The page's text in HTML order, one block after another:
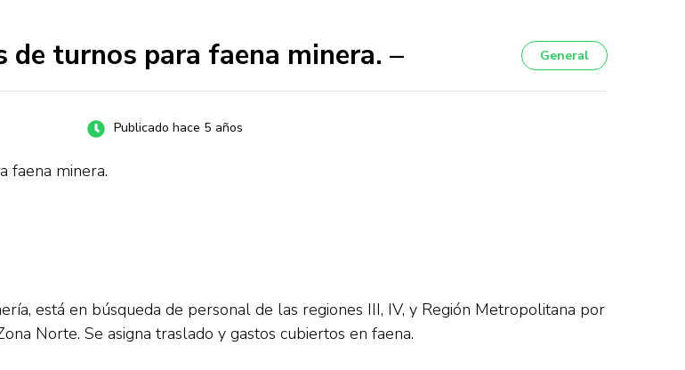
de turnos para faena minera. – General
Publicado hace 5 años
faena minera.
está en búsqueda de personal de las regiones III, IV, y Región Metropolitana por
Norte. Se asigna traslado y gastos cubiertos en faena.